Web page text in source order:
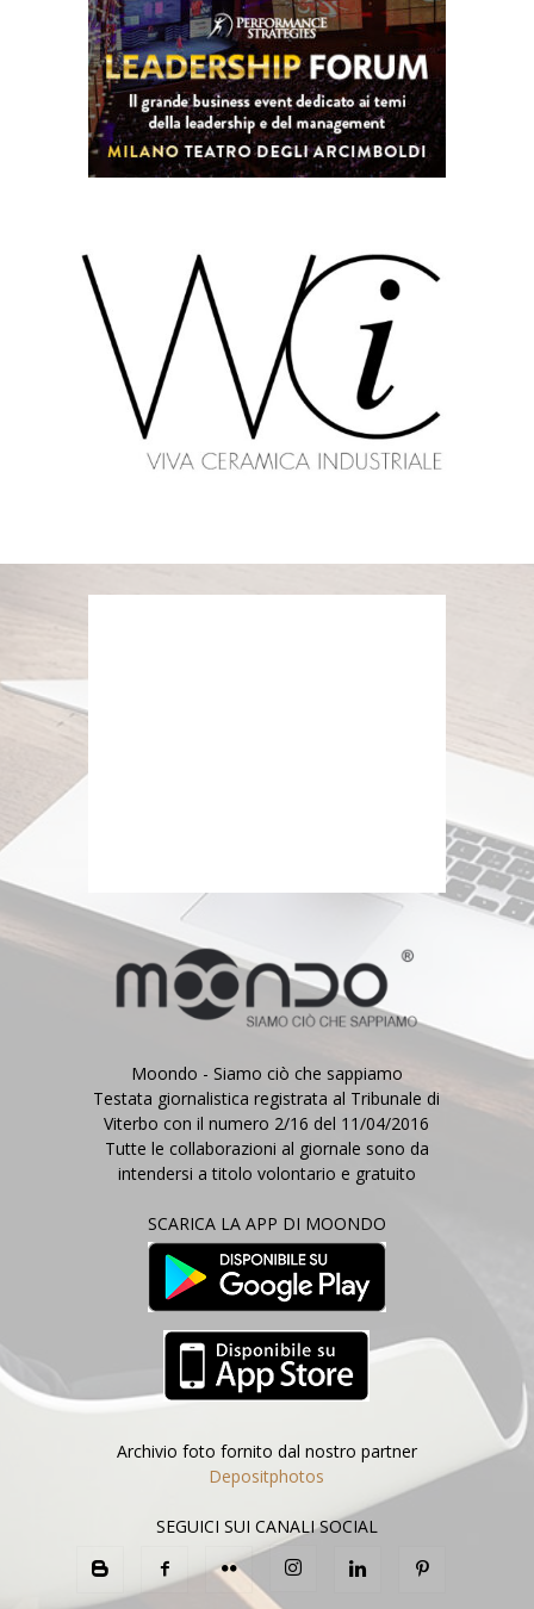
Moondo - Siamo ciò che sappiamo
Testata giornalistica registrata al Tribunale di
Viterbo con il numero 2/16 del 11/04/2016
Tutte le collaborazioni al giornale sono da
intendersi a titolo volontario e gratuito
SCARICA LA APP DI MOONDO
Archivio foto fornito dal nostro partner
Depositphotos
SEGUICI SUI CANALI SOCIAL